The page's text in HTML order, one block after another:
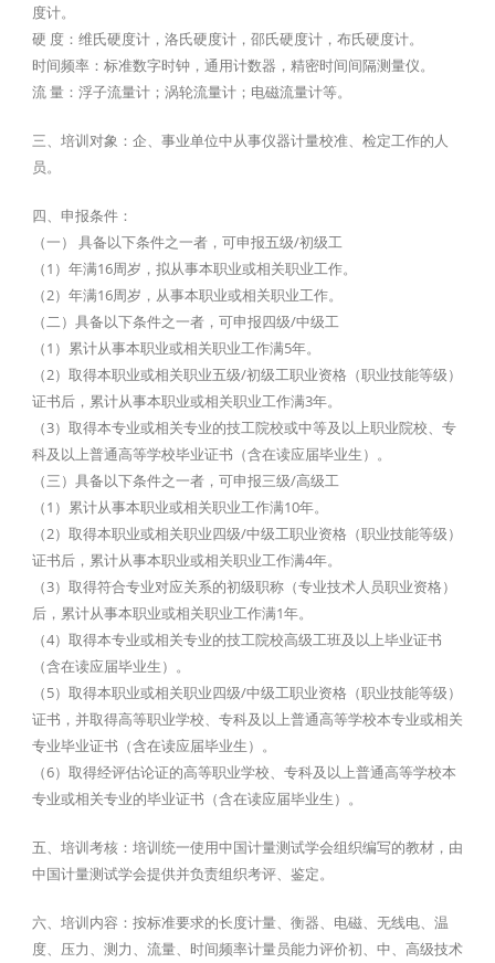
度计。
硬 度：维氏硬度计，洛氏硬度计，邵氏硬度计，布氏硬度计。
时间频率：标准数字时钟，通用计数器，精密时间间隔测量仪。
流 量：浮子流量计；涡轮流量计；电磁流量计等。
三、培训对象：企、事业单位中从事仪器计量校准、检定工作的人
员。
四、申报条件：
（一） 具备以下条件之一者，可申报五级/初级工
（1）年满16周岁，拟从事本职业或相关职业工作。
（2）年满16周岁，从事本职业或相关职业工作。
（二）具备以下条件之一者，可申报四级/中级工
（1）累计从事本职业或相关职业工作满5年。
（2）取得本职业或相关职业五级/初级工职业资格（职业技能等级）
证书后，累计从事本职业或相关职业工作满3年。
（3）取得本专业或相关专业的技工院校或中等及以上职业院校、专
科及以上普通高等学校毕业证书（含在读应届毕业生）。
（三）具备以下条件之一者，可申报三级/高级工
（1）累计从事本职业或相关职业工作满10年。
（2）取得本职业或相关职业四级/中级工职业资格（职业技能等级）
证书后，累计从事本职业或相关职业工作满4年。
（3）取得符合专业对应关系的初级职称（专业技术人员职业资格）
后，累计从事本职业或相关职业工作满1年。
（4）取得本专业或相关专业的技工院校高级工班及以上毕业证书
（含在读应届毕业生）。
（5）取得本职业或相关职业四级/中级工职业资格（职业技能等级）
证书，并取得高等职业学校、专科及以上普通高等学校本专业或相关
专业毕业证书（含在读应届毕业生）。
（6）取得经评估论证的高等职业学校、专科及以上普通高等学校本
专业或相关专业的毕业证书（含在读应届毕业生）。
五、培训考核：培训统一使用中国计量测试学会组织编写的教材，由
中国计量测试学会提供并负责组织考评、鉴定。
六、培训内容：按标准要求的长度计量、衡器、电磁、无线电、温
度、压力、测力、流量、时间频率计量员能力评价初、中、高级技术